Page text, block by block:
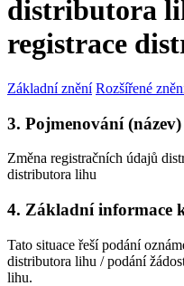
distributora
registrace
Základní znění Rozšířené
3. Pojmenování
Změna registračních údajů
distributora lihu
4. Základní informace
Tato situace řeší podání
distributora lihu / podání
lihu.